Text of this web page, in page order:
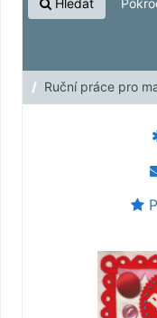
Hledat
Ruční práce pro